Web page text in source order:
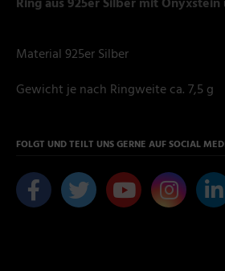
Material 925er Silber
Gewicht je nach Ringweite ca. 7,5 g
FOLGT UND TEILT UNS GERNE AUF SOCIAL